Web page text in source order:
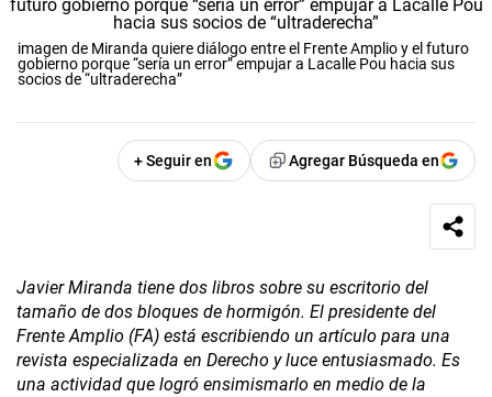
imagen de Miranda quiere diálogo entre el Frente Amplio y el futuro
gobierno porque “sería un error” empujar a Lacalle Pou hacia sus
socios de “ultraderecha”
+ Seguir en Agregar Búsqueda en
Javier Miranda tiene dos libros sobre su escritorio del
tamaño de dos bloques de hormigón. El presidente del
Frente Amplio (FA) está escribiendo un artículo para una
revista especializada en Derecho y luce entusiasmado. Es
una actividad que logró ensimismarlo en medio de la